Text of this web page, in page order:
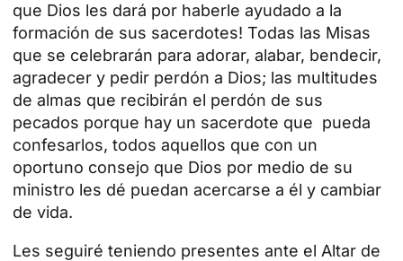
que Dios les dará por haberle ayudado a la
formación de sus sacerdotes! Todas las Misas
que se celebrarán para adorar, alabar, bendecir,
agradecer y pedir perdón a Dios; las multitudes
de almas que recibirán el perdón de sus
pecados porque hay un sacerdote que pueda
confesarlos, todos aquellos que con un
oportuno consejo que Dios por medio de su
ministro les dé puedan acercarse a él y cambiar
de vida.
Les seguiré teniendo presentes ante el Altar de